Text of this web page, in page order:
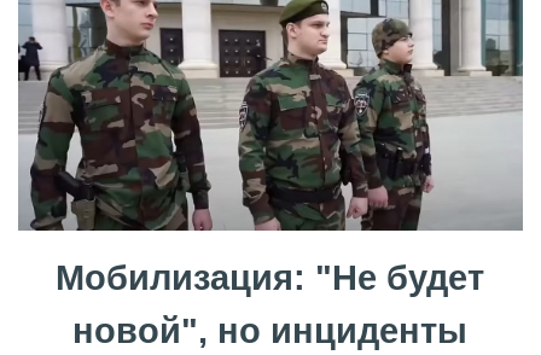
Мобилизация: "Не будет
новой", но инциденты